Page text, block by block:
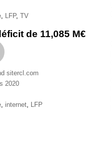
LFP, TV
de 11,085 M€
sitercl.com
2020
, internet, LFP